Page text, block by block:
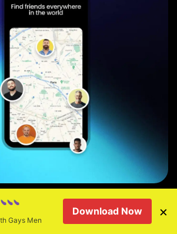
per avere
Gays Men
Download Now ×